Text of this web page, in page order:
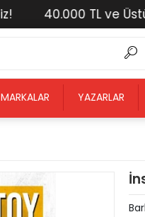
40.000 TL ve Üstü
MARKALAR YAZARLAR